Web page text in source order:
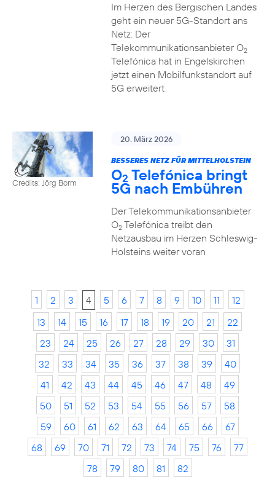
Im Herzen des Bergischen Landes
geht ein neuer 5G-Standort ans
Netz: Der
Telekommunikationsanbieter O2
Telefónica hat in Engelskirchen
jetzt einen Mobilfunkstandort auf
5G erweitert
Credits: Jörg Borm
20. März 2026
BESSERES NETZ FÜR MITTELHOLSTEIN
O2 Telefónica bringt
5G nach Embühren
Der Telekommunikationsanbieter
O2Telefónica treibt den
Netzausbau im Herzen Schleswig-
Holsteins weiter voran
1 2 3 4 5 6 7 8 9 10 11
12
13
14 15 16 17 18 19 20 21
22
23
24 25 26 27 28 29 30
31
32
33 34 35 36 37 38 39
40
41
42 43 44 45 46 47 48
49
50
51 52 53 54 55 56 57
58
59
60 61 62 63 64 65 66
67
68
69 70 71 72 73 74 75 76
77
78
79 80 81 82